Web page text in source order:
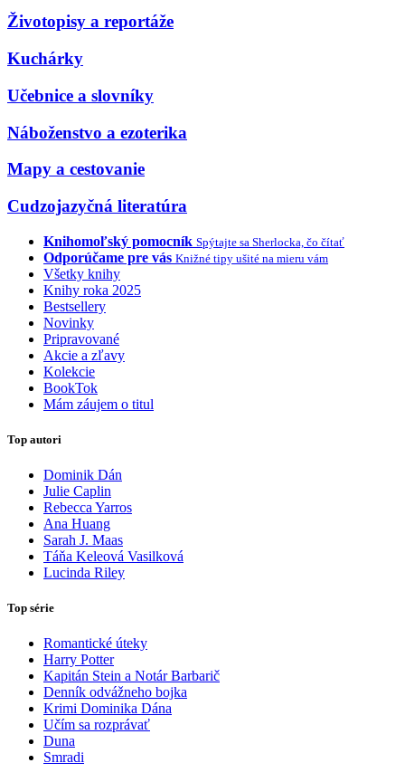
Životopisy a reportáže
Kuchárky
Učebnice a slovníky
Náboženstvo a ezoterika
Mapy a cestovanie
Cudzojazyčná literatúra
Knihomoľský pomocník Spýtajte sa Sherlocka, čo čítať
Odporúčame pre vás Knižné tipy ušité na mieru vám
Všetky knihy
Knihy roka 2025
Bestsellery
Novinky
Pripravované
Akcie a zľavy
Kolekcie
BookTok
Mám záujem o titul
Top autori
Dominik Dán
Julie Caplin
Rebecca Yarros
Ana Huang
Sarah J. Maas
Táňa Keleová Vasilková
Lucinda Riley
Top série
Romantické úteky
Harry Potter
Kapitán Stein a Notár Barbarič
Denník odvážneho bojka
Krimi Dominika Dána
Učím sa rozprávať
Duna
Smradi